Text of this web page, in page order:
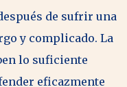
de sufrir una
y complicado. La
lo suficiente
eficazmente